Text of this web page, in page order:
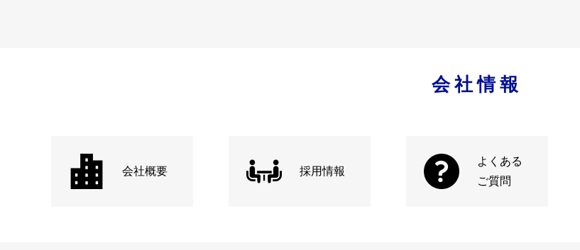
会社情報
会社概要 採用情報
よくある
ご質問